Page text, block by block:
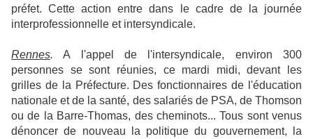
préfet. Cette action entre dans le cadre de la journée
interprofessionnelle et intersyndicale.
Rennes. A l'appel de l'intersyndicale, environ 300
personnes se sont réunies, ce mardi midi, devant les
grilles de la Préfecture. Des fonctionnaires de l'éducation
nationale et de la santé, des salariés de PSA, de Thomson
ou de la Barre-Thomas, des cheminots... Tous sont venus
dénoncer de nouveau la politique du gouvernement, la